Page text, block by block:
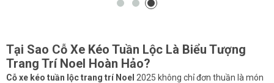
Tại Sao Cỗ Xe Kéo Tuần Lộc Là Biểu Tượng
Trang Trí Noel Hoàn Hảo?
Cỗ xe kéo tuần lộc trang trí Noel 2025 không chỉ đơn thuần là món